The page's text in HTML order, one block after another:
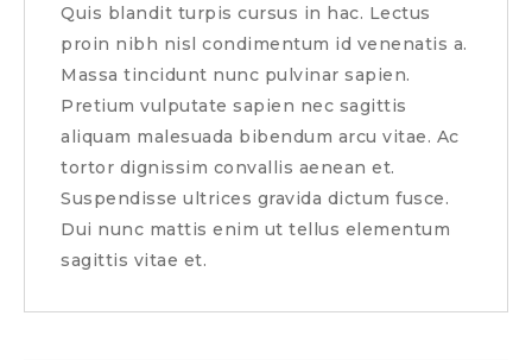
Quis blandit turpis cursus in hac. Lectus
proin nibh nisl condimentum id venenatis a.
Massa tincidunt nunc pulvinar sapien.
Pretium vulputate sapien nec sagittis
aliquam malesuada bibendum arcu vitae. Ac
tortor dignissim convallis aenean et.
Suspendisse ultrices gravida dictum fusce.
Dui nunc mattis enim ut tellus elementum
sagittis vitae et.